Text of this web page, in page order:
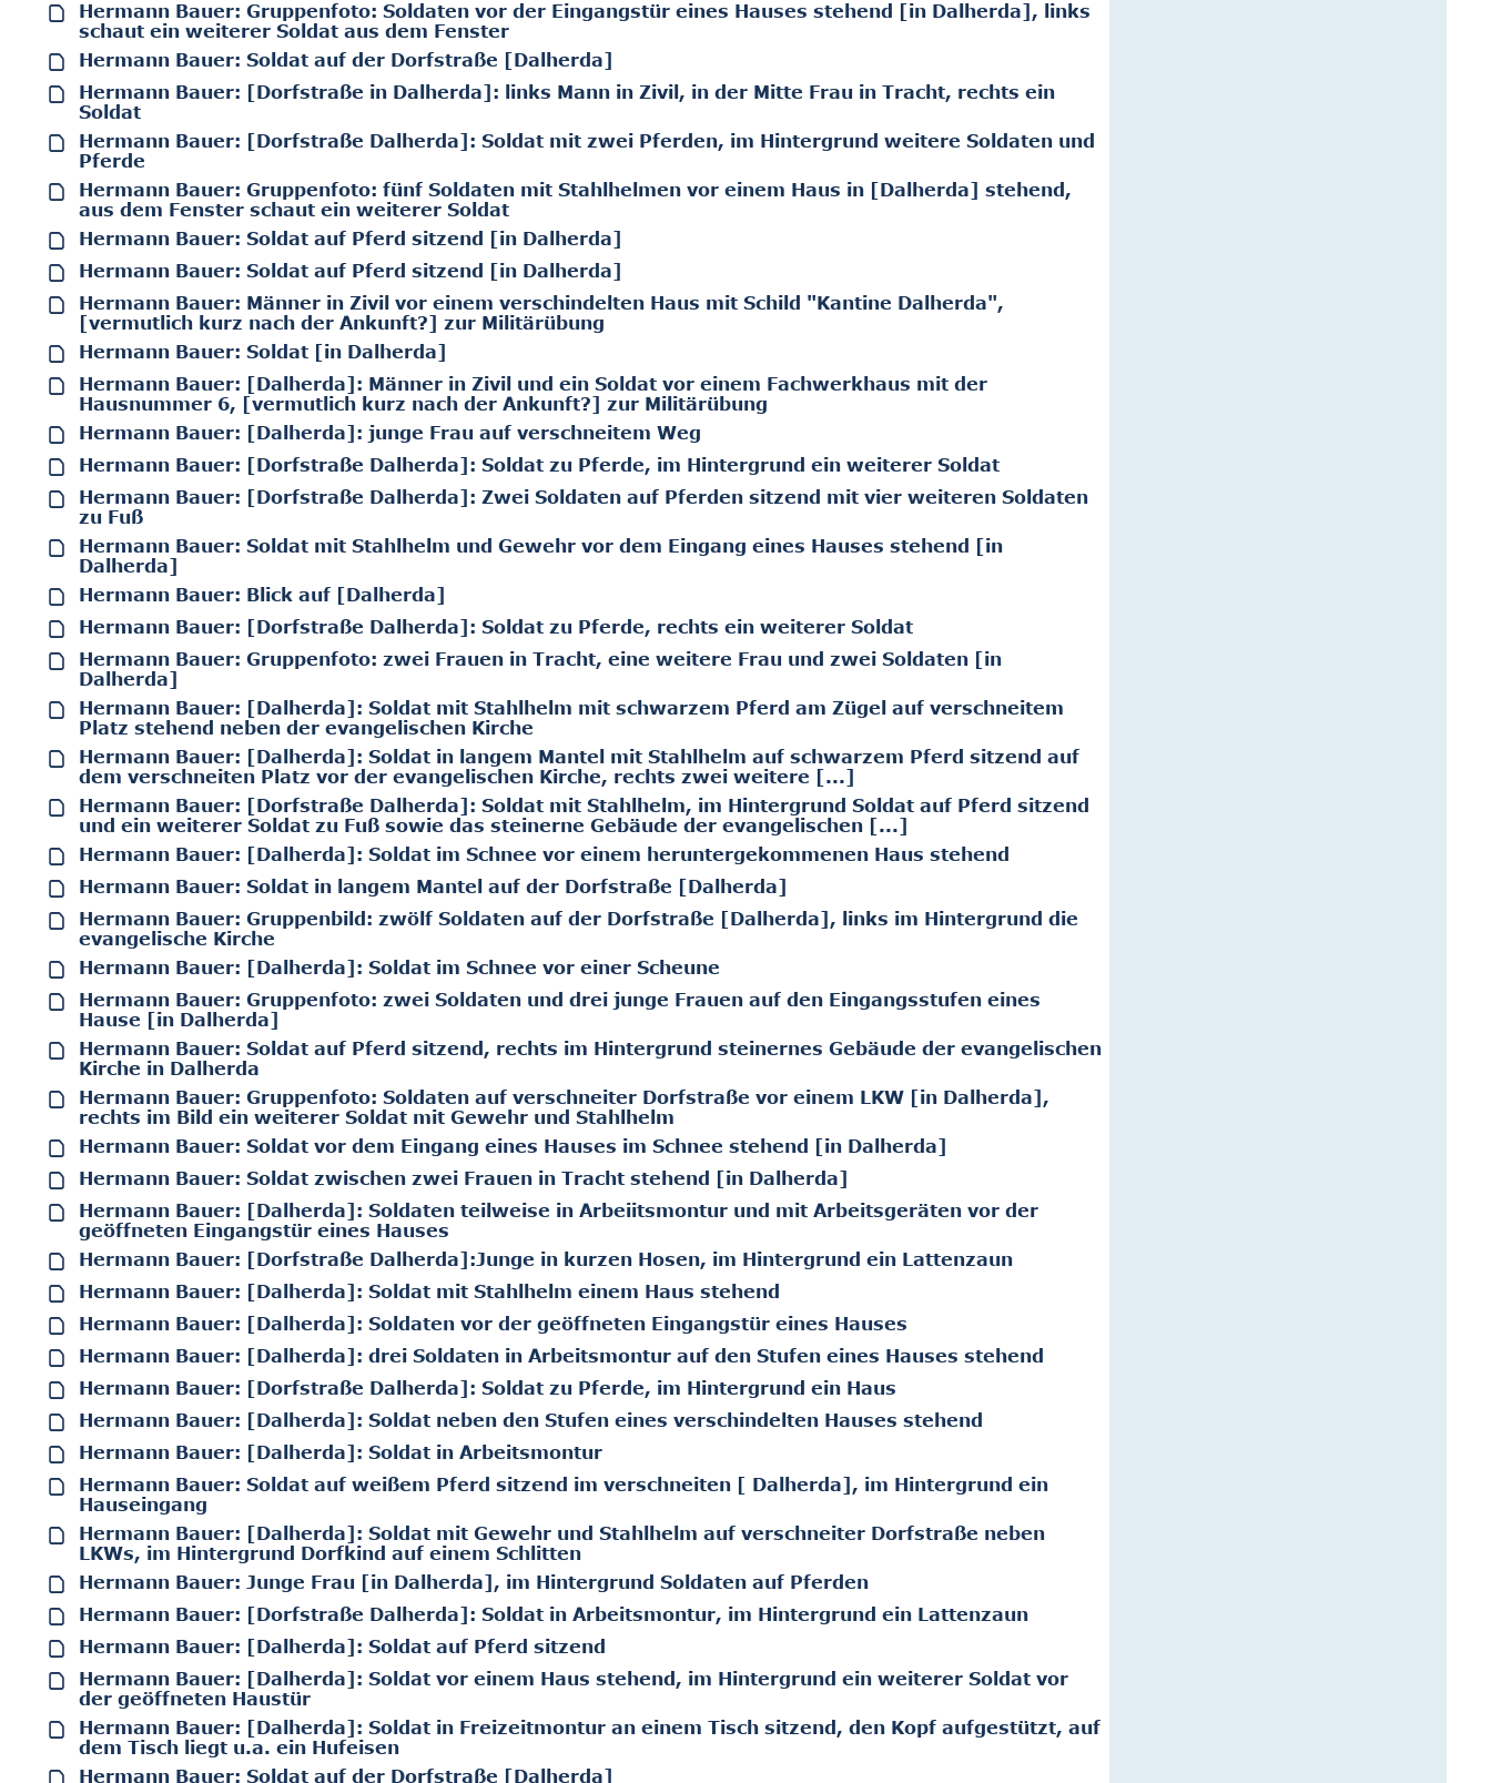
Hermann Bauer: Gruppenfoto: Soldaten vor der Eingangstür eines Hauses stehend [in Dalherda], links
schaut ein weiterer Soldat aus dem Fenster
Hermann Bauer: Soldat auf der Dorfstraße [Dalherda]
Hermann Bauer: [Dorfstraße in Dalherda]: links Mann in Zivil, in der Mitte Frau in Tracht, rechts ein
Soldat
Hermann Bauer: [Dorfstraße Dalherda]: Soldat mit zwei Pferden, im Hintergrund weitere Soldaten und
Pferde
Hermann Bauer: Gruppenfoto: fünf Soldaten mit Stahlhelmen vor einem Haus in [Dalherda] stehend,
aus dem Fenster schaut ein weiterer Soldat
Hermann Bauer: Soldat auf Pferd sitzend [in Dalherda]
Hermann Bauer: Soldat auf Pferd sitzend [in Dalherda]
Hermann Bauer: Männer in Zivil vor einem verschindelten Haus mit Schild "Kantine Dalherda",
[vermutlich kurz nach der Ankunft?] zur Militärübung
Hermann Bauer: Soldat [in Dalherda]
Hermann Bauer: [Dalherda]: Männer in Zivil und ein Soldat vor einem Fachwerkhaus mit der
Hausnummer 6, [vermutlich kurz nach der Ankunft?] zur Militärübung
Hermann Bauer: [Dalherda]: junge Frau auf verschneitem Weg
Hermann Bauer: [Dorfstraße Dalherda]: Soldat zu Pferde, im Hintergrund ein weiterer Soldat
Hermann Bauer: [Dorfstraße Dalherda]: Zwei Soldaten auf Pferden sitzend mit vier weiteren Soldaten
zu Fuß
Hermann Bauer: Soldat mit Stahlhelm und Gewehr vor dem Eingang eines Hauses stehend [in
Dalherda]
Hermann Bauer: Blick auf [Dalherda]
Hermann Bauer: [Dorfstraße Dalherda]: Soldat zu Pferde, rechts ein weiterer Soldat
Hermann Bauer: Gruppenfoto: zwei Frauen in Tracht, eine weitere Frau und zwei Soldaten [in
Dalherda]
Hermann Bauer: [Dalherda]: Soldat mit Stahlhelm mit schwarzem Pferd am Zügel auf verschneitem
Platz stehend neben der evangelischen Kirche
Hermann Bauer: [Dalherda]: Soldat in langem Mantel mit Stahlhelm auf schwarzem Pferd sitzend auf
dem verschneiten Platz vor der evangelischen Kirche, rechts zwei weitere [...]
Hermann Bauer: [Dorfstraße Dalherda]: Soldat mit Stahlhelm, im Hintergrund Soldat auf Pferd sitzend
und ein weiterer Soldat zu Fuß sowie das steinerne Gebäude der evangelischen [...]
Hermann Bauer: [Dalherda]: Soldat im Schnee vor einem heruntergekommenen Haus stehend
Hermann Bauer: Soldat in langem Mantel auf der Dorfstraße [Dalherda]
Hermann Bauer: Gruppenbild: zwölf Soldaten auf der Dorfstraße [Dalherda], links im Hintergrund die
evangelische Kirche
Hermann Bauer: [Dalherda]: Soldat im Schnee vor einer Scheune
Hermann Bauer: Gruppenfoto: zwei Soldaten und drei junge Frauen auf den Eingangsstufen eines
Hause [in Dalherda]
Hermann Bauer: Soldat auf Pferd sitzend, rechts im Hintergrund steinernes Gebäude der evangelischen
Kirche in Dalherda
Hermann Bauer: Gruppenfoto: Soldaten auf verschneiter Dorfstraße vor einem LKW [in Dalherda],
rechts im Bild ein weiterer Soldat mit Gewehr und Stahlhelm
Hermann Bauer: Soldat vor dem Eingang eines Hauses im Schnee stehend [in Dalherda]
Hermann Bauer: Soldat zwischen zwei Frauen in Tracht stehend [in Dalherda]
Hermann Bauer: [Dalherda]: Soldaten teilweise in Arbeiitsmontur und mit Arbeitsgeräten vor der
geöffneten Eingangstür eines Hauses
Hermann Bauer: [Dorfstraße Dalherda]:Junge in kurzen Hosen, im Hintergrund ein Lattenzaun
Hermann Bauer: [Dalherda]: Soldat mit Stahlhelm einem Haus stehend
Hermann Bauer: [Dalherda]: Soldaten vor der geöffneten Eingangstür eines Hauses
Hermann Bauer: [Dalherda]: drei Soldaten in Arbeitsmontur auf den Stufen eines Hauses stehend
Hermann Bauer: [Dorfstraße Dalherda]: Soldat zu Pferde, im Hintergrund ein Haus
Hermann Bauer: [Dalherda]: Soldat neben den Stufen eines verschindelten Hauses stehend
Hermann Bauer: [Dalherda]: Soldat in Arbeitsmontur
Hermann Bauer: Soldat auf weißem Pferd sitzend im verschneiten [ Dalherda], im Hintergrund ein
Hauseingang
Hermann Bauer: [Dalherda]: Soldat mit Gewehr und Stahlhelm auf verschneiter Dorfstraße neben
LKWs, im Hintergrund Dorfkind auf einem Schlitten
Hermann Bauer: Junge Frau [in Dalherda], im Hintergrund Soldaten auf Pferden
Hermann Bauer: [Dorfstraße Dalherda]: Soldat in Arbeitsmontur, im Hintergrund ein Lattenzaun
Hermann Bauer: [Dalherda]: Soldat auf Pferd sitzend
Hermann Bauer: [Dalherda]: Soldat vor einem Haus stehend, im Hintergrund ein weiterer Soldat vor
der geöffneten Haustür
Hermann Bauer: [Dalherda]: Soldat in Freizeitmontur an einem Tisch sitzend, den Kopf aufgestützt, auf
dem Tisch liegt u.a. ein Hufeisen
Hermann Bauer: Soldat auf der Dorfstraße [Dalherda]